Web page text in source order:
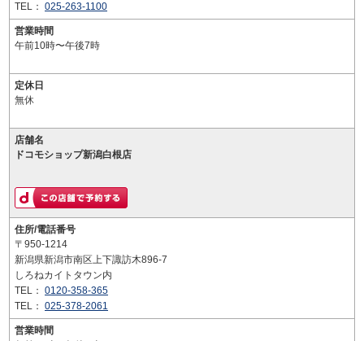
TEL： 025-263-1100
営業時間
午前10時〜午後7時
定休日
無休
店舗名
ドコモショップ新潟白根店
住所/電話番号
〒950-1214
新潟県新潟市南区上下諏訪木896-7
しろねカイトタウン内
TEL： 0120-358-365
TEL： 025-378-2061
営業時間